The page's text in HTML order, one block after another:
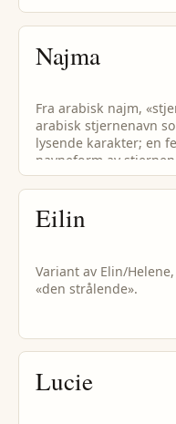
Najma
Fra arabisk najm,
arabisk stjernenavn
lysende karakter; en
navneform av
Eilin
Variant av Elin/
«den strålende».
Lucie